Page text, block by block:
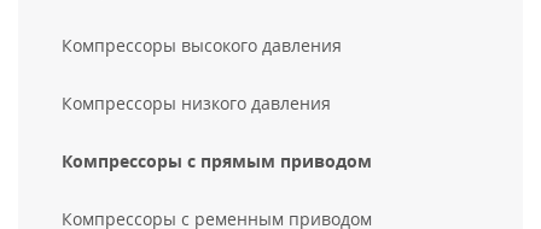
Компрессоры высокого давления
Компрессоры низкого давления
Компрессоры с прямым приводом
Компрессоры с ременным приводом